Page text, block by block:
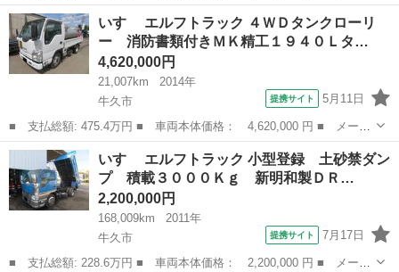
ー名： いすゞ ■ 車種名： フォワード ■ グレード名： ダン
プ 極東４トンベース 積載３７５０Ｋｇ Ｈ２７年ＴＫＧ－モデ
ル、Ｎｏｘ・...
茨城 牛久市 その他
いすゞ エルフトラック ４ＷＤタンクローリ
ー 消防書類付きＭＫ精工１９４０Ｌタ…
4,620,000円
21,007km
2014年
牛久市
提携サイト 5月11日
■ 支払総額: 475.4万円 ■ 車両本体価格： 4,620,000 円 ■ メーカ
ー名： いすゞ ■ 車種名： エルフトラック ■ グレード名： ４
ＷＤタンクローリー 消防書類付きＭＫ精工１９４０Ｌタンクローリ
ー・デジ...
茨城 牛久市 その他
いすゞ エルフトラック 小型登録 土砂禁ダン
プ 積載３０００Ｋｇ 新明和製ＤＲ…
2,200,000円
168,009km
2011年
牛久市
提携サイト 7月17日
■ 支払総額: 228.6万円 ■ 車両本体価格： 2,200,000 円 ■ メーカ